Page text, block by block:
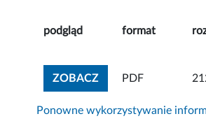
podgląd format
ZOBACZZOBACZ
PDF
Ponowne wykorzystywanie